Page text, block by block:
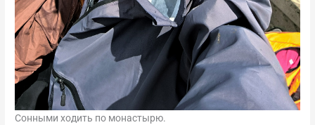
Сонными ходить по монастырю.